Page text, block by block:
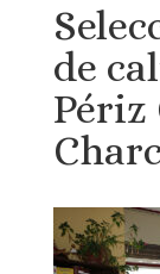
de